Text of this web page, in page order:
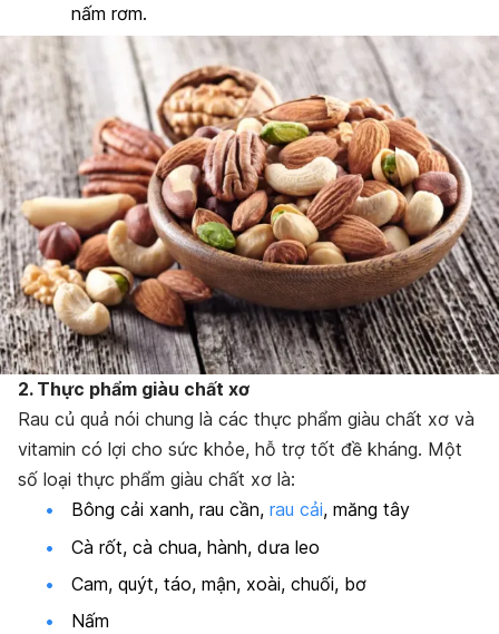
nấm rơm.
2. Thực phẩm giàu chất xơ
Rau củ quả nói chung là các thực phẩm giàu chất xơ và
vitamin có lợi cho sức khỏe, hỗ trợ tốt đề kháng. Một
số loại thực phẩm giàu chất xơ là:
Bông cải xanh, rau cần, rau cải, măng tây
Cà rốt, cà chua, hành, dưa leo
Cam, quýt, táo, mận, xoài, chuối, bơ
Nấm